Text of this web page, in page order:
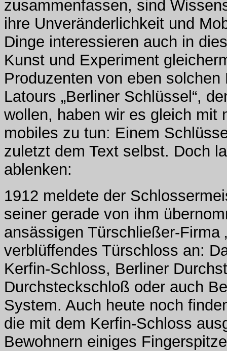
zusammenfassen, sind
ihre Unveränderlichkeit und
Dinge interessieren auch in
Kunst und Experiment
Produzenten von eben
Latours „Berliner Schlüssel“,
wollen, haben wir es gleich mit
mobiles zu tun: Einem
zuletzt dem Text selbst. Doch
ablenken:
1912 meldete der
seiner gerade von ihm
ansässigen Türschließer-Firma
verblüffendes Türschloss an:
Kerfin-Schloss, Berliner
Durchsteckschloß oder auch
System. Auch heute noch
die mit dem Kerfin-Schloss
Bewohnern einiges